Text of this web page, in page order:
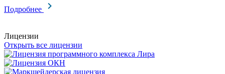
Подробнее
Лицензии
Открыть все лицензии